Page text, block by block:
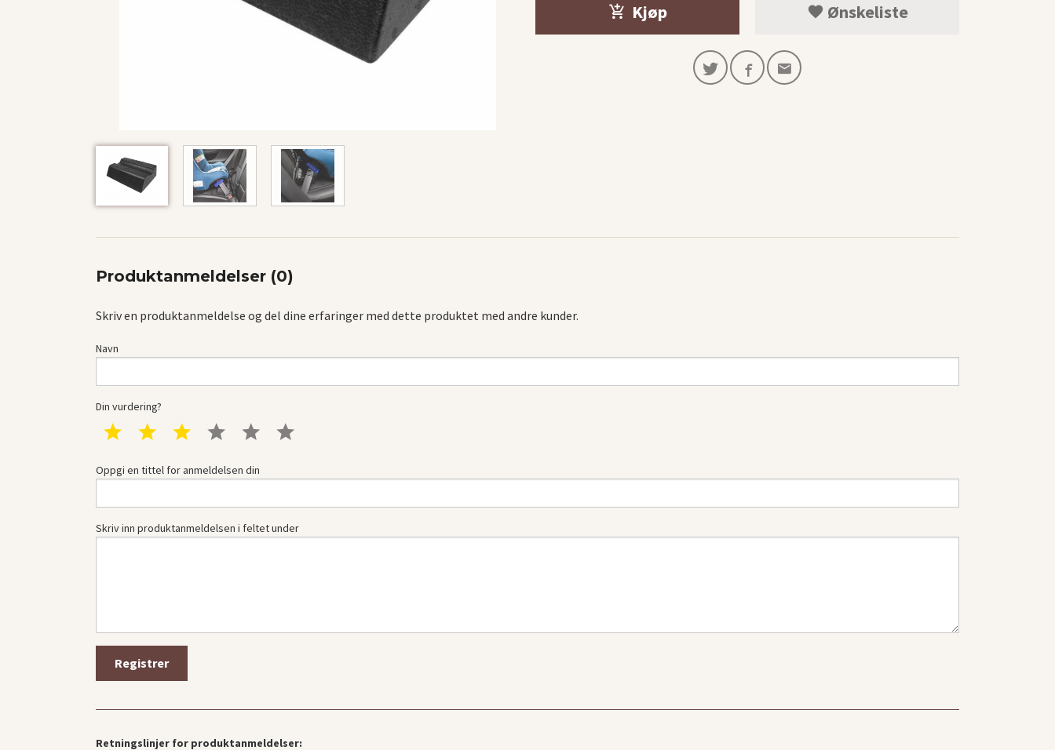
Kjøp Ønskeliste
Produktanmeldelser (0)
Skriv en produktanmeldelse og del dine erfaringer med dette produktet med andre kunder.
Navn
Din vurdering?
1 star 2 star 3 star 4 star 5 star
Oppgi en tittel for anmeldelsen din
Skriv inn produktanmeldelsen i feltet under
Retningslinjer for produktanmeldelser: